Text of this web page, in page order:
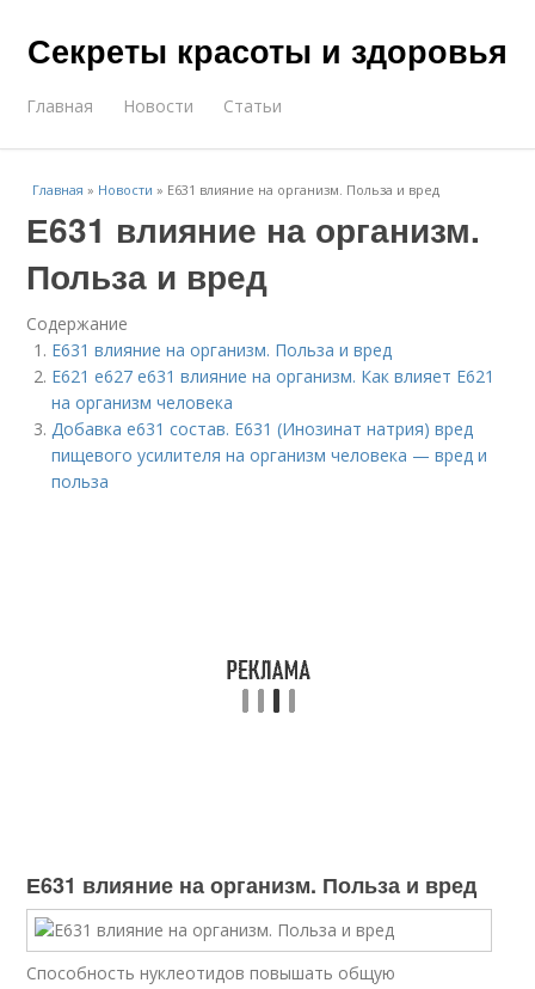
Секреты красоты и здоровья
Главная Новости Статьи
Главная » Новости » Е631 влияние на организм. Польза и вред
Е631 влияние на организм.
Польза и вред
Содержание
Е631 влияние на организм. Польза и вред
Е621 е627 е631 влияние на организм. Как влияет Е621
на организм человека
Добавка е631 состав. Е631 (Инозинат натрия) вред
пищевого усилителя на организм человека — вред и
польза
Е631 влияние на организм. Польза и вред
Способность нуклеотидов повышать общую